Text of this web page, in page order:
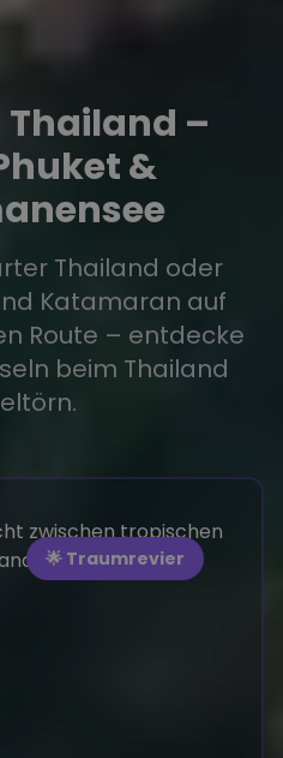
–
&
Thailand oder
Katamaran auf
Route – entdecke
beim Thailand
🌟 Traumrevier